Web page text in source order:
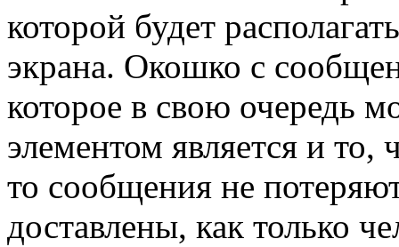
которой будет
экрана. Окошко с
которое в свою очередь
элементом является и то,
то сообщения не
доставлены, как только